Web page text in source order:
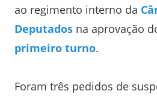
ao regimento interno da
Deputados na aprovação
primeiro turno.
Foram três pedidos de